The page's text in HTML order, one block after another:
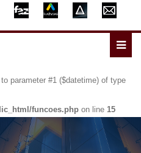
funcoes.php
parameter #1 ($datetime) of type
funcoes.php on line 15